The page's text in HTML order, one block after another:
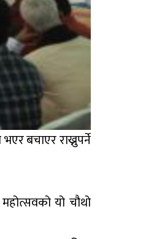
बचाएर राख्नुपर्ने
यो चौथो